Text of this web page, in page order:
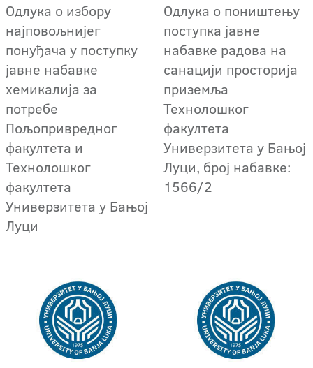
Одлука о избору
најповољнијег
понуђача у поступку
јавне набавке
хемикалија за
потребе
Пољопривредног
факултета и
Технолошког
факултета
Универзитета у Бањој
Луци
Одлука о поништењу
поступка јавне
набавке радова на
санацији просторија
приземља
Технолошког
факултета
Универзитета у Бањој
Луци, број набавке:
1566/2